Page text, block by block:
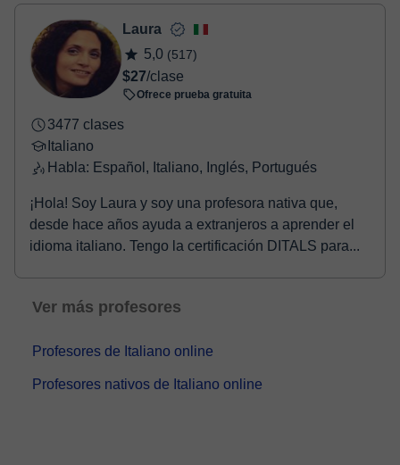
- Tarjeta de crédito.
- Paypal.
Una vez realices el pago de la clase, recibirás un e-mail de
confirmación de la reserva.
Laura
5,0 (517)
$27/clase
Ofrece prueba gratuita
3477 clases
Italiano
Habla: Español, Italiano, Inglés, Portugués
¡Hola! Soy Laura y soy una profesora nativa que,
desde hace años ayuda a extranjeros a aprender el
idioma italiano. Tengo la certificación DITALS para...
Ver más profesores
Profesores de Italiano online
Profesores nativos de Italiano online